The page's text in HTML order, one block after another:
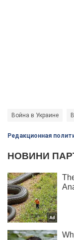
Война в Украине
Редакционная